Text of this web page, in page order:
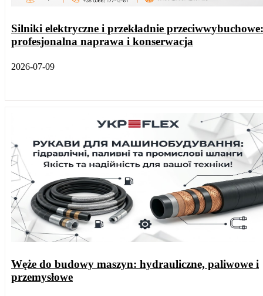
Silniki elektryczne i przekładnie przeciwwybuchowe:
profesjonalna naprawa i konserwacja
2026-07-09
Węże do budowy maszyn: hydrauliczne, paliwowe i
przemysłowe